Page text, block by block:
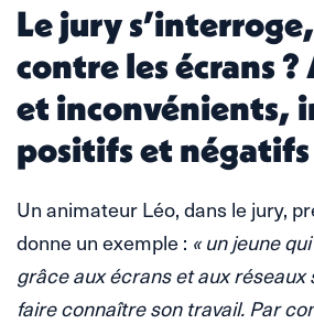
Le jury
contre les écrans
et inconvénients,
positifs et négatifs
Un animateur Léo, dans le jury,
donne un exemple : « un jeune
grâce aux écrans et aux réseaux
faire connaître son travail. Par